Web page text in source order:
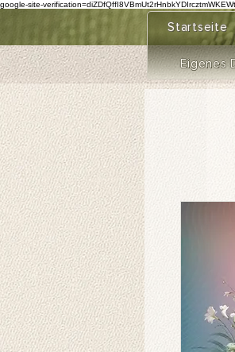
google-site-
Startseite
Eigenes